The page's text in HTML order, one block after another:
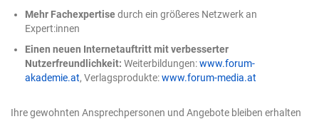
übernahm sie selbst. 2026 hat sich das nun gedreht. Die
KI handelt nun direkt in der Arbeitsmappe – sie plant
mehrere Schritte, führt sie aus, prüft das eigene
Zwischenergebnis und arbeitet nach. Wie tiefgreifend
dieser Wandel ist, verrät eine Kleinigkeit am Rande:
Mehr Fachexpertisedurch ein größeres Netzwerk an
Expert:innen
Einen neuen Internetauftritt mit verbesserter
Nutzerfreundlichkeit: Weiterbildungen:www.forum-
akademie.at, Verlagsprodukte:www.forum-media.at
Ihre gewohnten Ansprechpersonen und Angebote bleiben erhalten